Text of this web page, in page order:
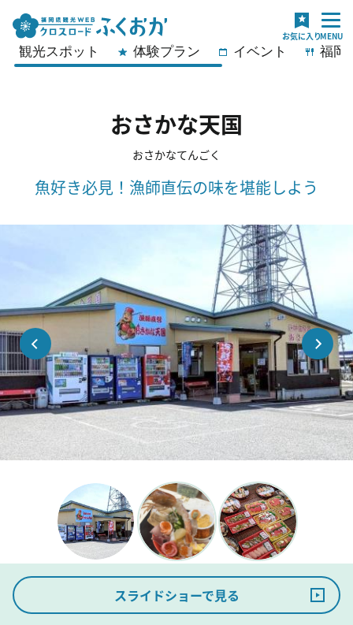
観光スポット 体験プラン イベント 福岡
おさかな天国
おさかなてんごく
魚好き必見！漁師直伝の味を堪能しよう
スライドショーで見る